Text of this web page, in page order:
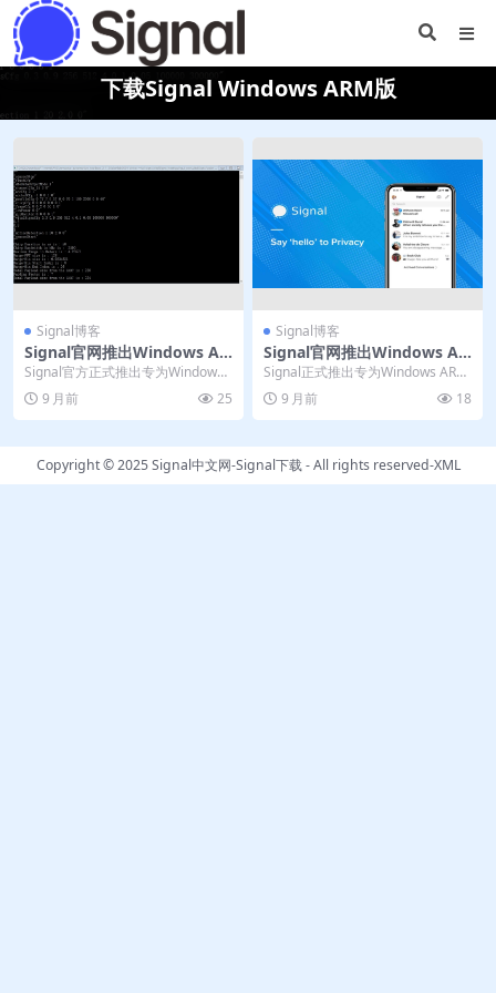
下载Signal Windows ARM版
Signal博客
Signal官网推出Windows AR
M版｜电脑版适配骁龙
Signal官方正式推出专为Windows
ARM设备优化的桌面版本，为搭载
骁龙...9 月前 25
Signal博客
Signal官网推出Windows AR
M版｜电脑版适配骁龙
Signal正式推出专为Windows ARM
设备优化的原生版本，彻底解决了
以往...9 月前 18
Copyright © 2025Signal中文网-Signal下载- All rights reserved-XML